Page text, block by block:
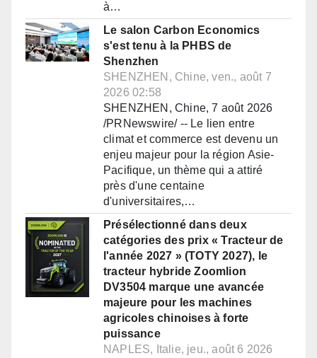
à…
Le salon Carbon Economics
s'est tenu à la PHBS de
Shenzhen
SHENZHEN, Chine, ven., août 7
2026 02:58
SHENZHEN, Chine, 7 août 2026
/PRNewswire/ -- Le lien entre
climat et commerce est devenu un
enjeu majeur pour la région Asie-
Pacifique, un thème qui a attiré
près d'une centaine
d'universitaires,…
Présélectionné dans deux
catégories des prix « Tracteur de
l'année 2027 » (TOTY 2027), le
tracteur hybride Zoomlion
DV3504 marque une avancée
majeure pour les machines
agricoles chinoises à forte
puissance
NAPLES, Italie, jeu., août 6 2026